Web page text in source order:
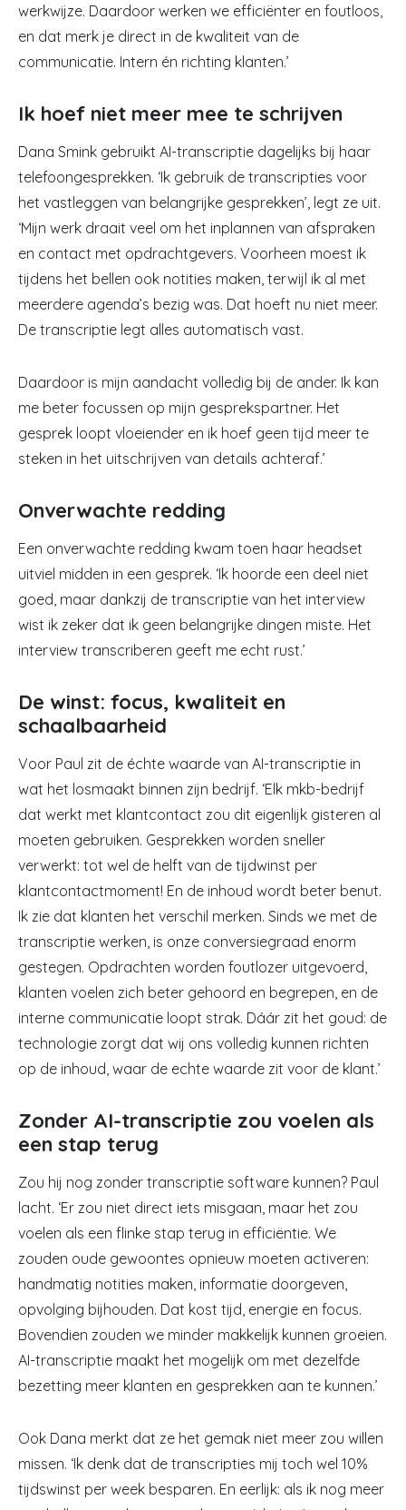
werkwijze. Daardoor werken we efficiënter en foutloos,
en dat merk je direct in de kwaliteit van de
communicatie. Intern én richting klanten.’
Ik hoef niet meer mee te schrijven
Dana Smink gebruikt AI-transcriptie dagelijks bij haar
telefoongesprekken. ‘Ik gebruik de transcripties voor
het vastleggen van belangrijke gesprekken’, legt ze uit.
‘Mijn werk draait veel om het inplannen van afspraken
en contact met opdrachtgevers. Voorheen moest ik
tijdens het bellen ook notities maken, terwijl ik al met
meerdere agenda’s bezig was. Dat hoeft nu niet meer.
De transcriptie legt alles automatisch vast.
Daardoor is mijn aandacht volledig bij de ander. Ik kan
me beter focussen op mijn gesprekspartner. Het
gesprek loopt vloeiender en ik hoef geen tijd meer te
steken in het uitschrijven van details achteraf.’
Onverwachte redding
Een onverwachte redding kwam toen haar headset
uitviel midden in een gesprek. ‘Ik hoorde een deel niet
goed, maar dankzij de transcriptie van het interview
wist ik zeker dat ik geen belangrijke dingen miste. Het
interview transcriberen geeft me echt rust.’
De winst: focus, kwaliteit en
schaalbaarheid
Voor Paul zit de échte waarde van AI-transcriptie in
wat het losmaakt binnen zijn bedrijf. ‘Elk mkb-bedrijf
dat werkt met klantcontact zou dit eigenlijk gisteren al
moeten gebruiken. Gesprekken worden sneller
verwerkt: tot wel de helft van de tijdwinst per
klantcontactmoment! En de inhoud wordt beter benut.
Ik zie dat klanten het verschil merken. Sinds we met de
transcriptie werken, is onze conversiegraad enorm
gestegen. Opdrachten worden foutlozer uitgevoerd,
klanten voelen zich beter gehoord en begrepen, en de
interne communicatie loopt strak. Dáár zit het goud: de
technologie zorgt dat wij ons volledig kunnen richten
op de inhoud, waar de echte waarde zit voor de klant.’
Zonder AI-transcriptie zou voelen als
een stap terug
Zou hij nog zonder transcriptie software kunnen? Paul
lacht. ‘Er zou niet direct iets misgaan, maar het zou
voelen als een flinke stap terug in efficiëntie. We
zouden oude gewoontes opnieuw moeten activeren:
handmatig notities maken, informatie doorgeven,
opvolging bijhouden. Dat kost tijd, energie en focus.
Bovendien zouden we minder makkelijk kunnen groeien.
AI-transcriptie maakt het mogelijk om met dezelfde
bezetting meer klanten en gesprekken aan te kunnen.’
Ook Dana merkt dat ze het gemak niet meer zou willen
missen. ‘Ik denk dat de transcripties mij toch wel 10%
tijdswinst per week besparen. En eerlijk: als ik nog meer